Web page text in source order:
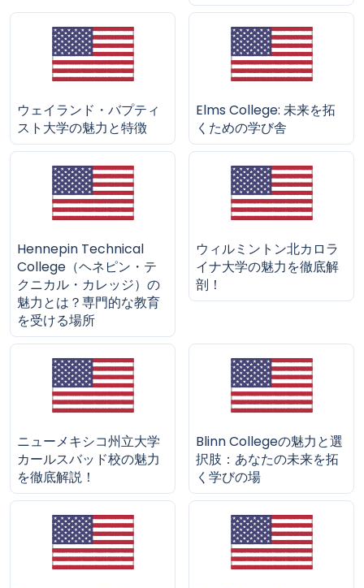
ウェイランド・バプティ
スト大学の魅力と特徴
Elms College: 未来を拓
くための学び舎
Hennepin Technical
College（ヘネピン・テ
クニカル・カレッジ）の
魅力とは？専門的な教育
を受ける場所
ウィルミントン北カロラ
イナ大学の魅力を徹底解
剖！
ニューメキシコ州立大学
カールスバッド校の魅力
を徹底解説！
Blinn Collegeの魅力と選
択肢：あなたの未来を拓
く学びの場